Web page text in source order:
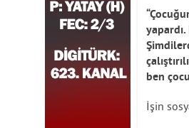
ben
İşin